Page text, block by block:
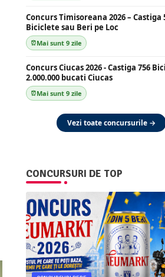
Concurs Timisoreana 2026 – Castiga
Biciclete sau Beri pe Loc
Mai sunt 9 zile
Concurs Ciucas 2026 - Castiga 756
2.000.000 bucati Ciucas
Mai sunt 9 zile
Vezi toate concursurile →
CONCURSURI DE TOP